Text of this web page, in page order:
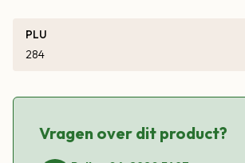
PLU
284
Vragen over dit product?